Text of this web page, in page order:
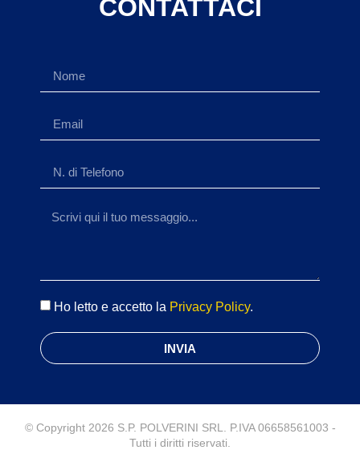
CONTATTACI
Ho letto e accetto la Privacy Policy.
INVIA
© Copyright 2026 S.P. POLVERINI SRL. P.IVA 06658561003 -
Tutti i diritti riservati.